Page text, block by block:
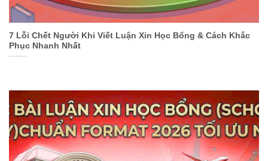
7 Lỗi Chết Người Khi Viết Luận Xin Học Bổng & Cách Khắc
Phục Nhanh Nhất